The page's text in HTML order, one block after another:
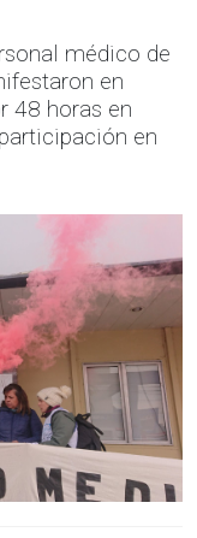
médico de
en
48 horas en
en